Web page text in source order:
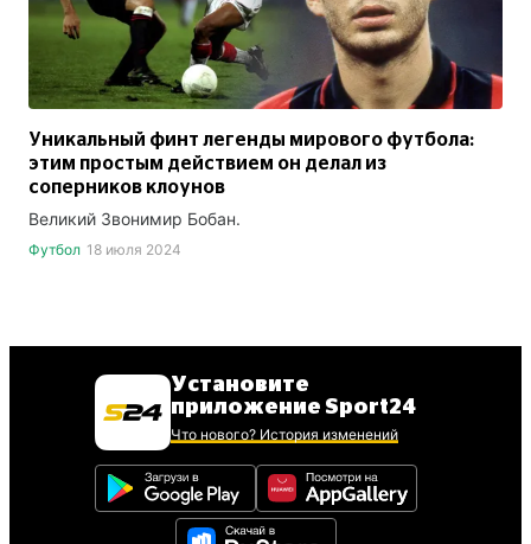
Уникальный финт легенды мирового футбола:
этим простым действием он делал из
соперников клоунов
Великий Звонимир Бобан.
Футбол 18 июля 2024
Установите
приложение Sport24
Что нового? История изменений